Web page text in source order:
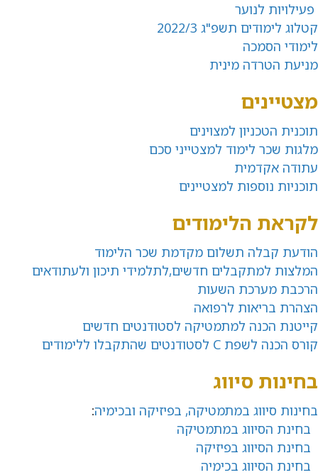
פעילויות לנוער
קטלוג לימודים תשפ"ג 2022/3
לימודי הסמכה
מניעת הטרדה מינית
מצטיינים
תוכנית הטכניון למצוינים
מלגות שכר לימוד למצטייני סכם
עתודה אקדמית
תוכניות נוספות למצטיינים
לקראת הלימודים
הודעת קבלה תשלום מקדמת שכר הלימוד
המלצות למתקבלים חדשים,לתלמידי תיכון ולעתודאים
הרכבת מערכת השעות
הצהרת בריאות לרפואה
קייטנת הכנה למתמטיקה לסטודנטים חדשים
קורס הכנה לשפת C לסטודנטים שהתקבלו ללימודים
בחינות סיווג
בחינות סיווג במתמטיקה, בפיזיקה ובכימיה:
בחינת הסיווג במתמטיקה
בחינת הסיווג בפיזיקה
בחינת הסיווג בכימיה